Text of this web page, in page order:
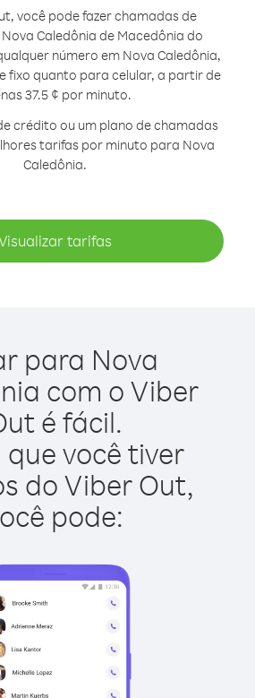
você pode fazer chamadas de
Caledônia de Macedônia do
número em Nova Caledônia,
fixo quanto para celular, a partir de
37.5 ¢ por minuto.
crédito ou um plano de chamadas
tarifas por minuto para Nova
Caledônia.
tarifas
para Nova
com o Viber
é fácil.
que você tiver
do Viber Out,
pode: